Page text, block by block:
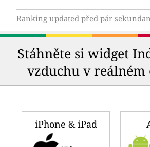
Ranking updated před pár
Stáhněte si widget
vzduchu v reálném
iPhone & iPad